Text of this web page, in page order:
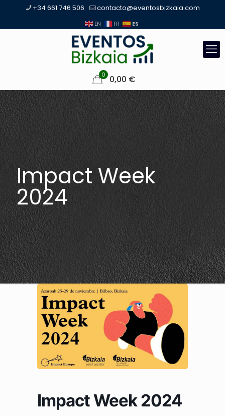
+34 661 746 506 contacto@eventosbizkaia.com
EN FR ES
0 0,00 €
Impact Week
2024
Impact Week 2024